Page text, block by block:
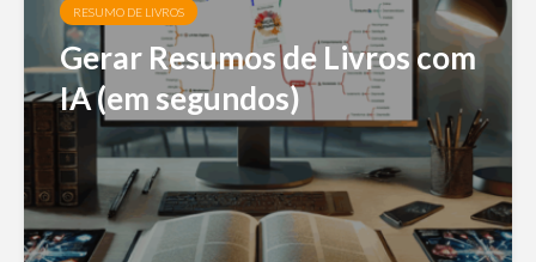
RESUMO DE LIVROS
Gerar Resumos de Livros com
IA (em segundos)